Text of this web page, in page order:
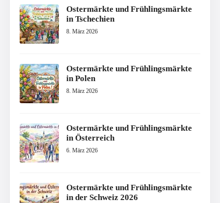
Ostermärkte und Frühlingsmärkte
in Tschechien
8. März 2026
Ostermärkte und Frühlingsmärkte
in Polen
8. März 2026
Ostermärkte und Frühlingsmärkte
in Österreich
6. März 2026
Ostermärkte und Frühlingsmärkte
in der Schweiz 2026